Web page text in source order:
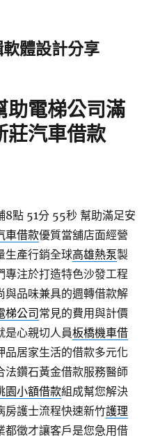
體設計分享
助電梯公司滿
莊汽車借款
8點 51分 55秒 幫助滿足安
車借款優質當舖店面經營
生產行銷全球高雄熱泵製
專注於打造特色沙發工程
與品味兼具的週轉借款解
梯公司 常見的費用與計價
是心親切人員板橋機車借
品居家生活的借款多元化
法鑽石黃金借款服務醫師
園小額借款組成幫您解決
房護士流程快速新竹護理
都徵才讓客戶是您急用借